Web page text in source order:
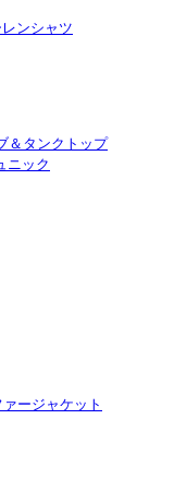
ンシャツ
＆タンクトップ
ニック
ージャケット